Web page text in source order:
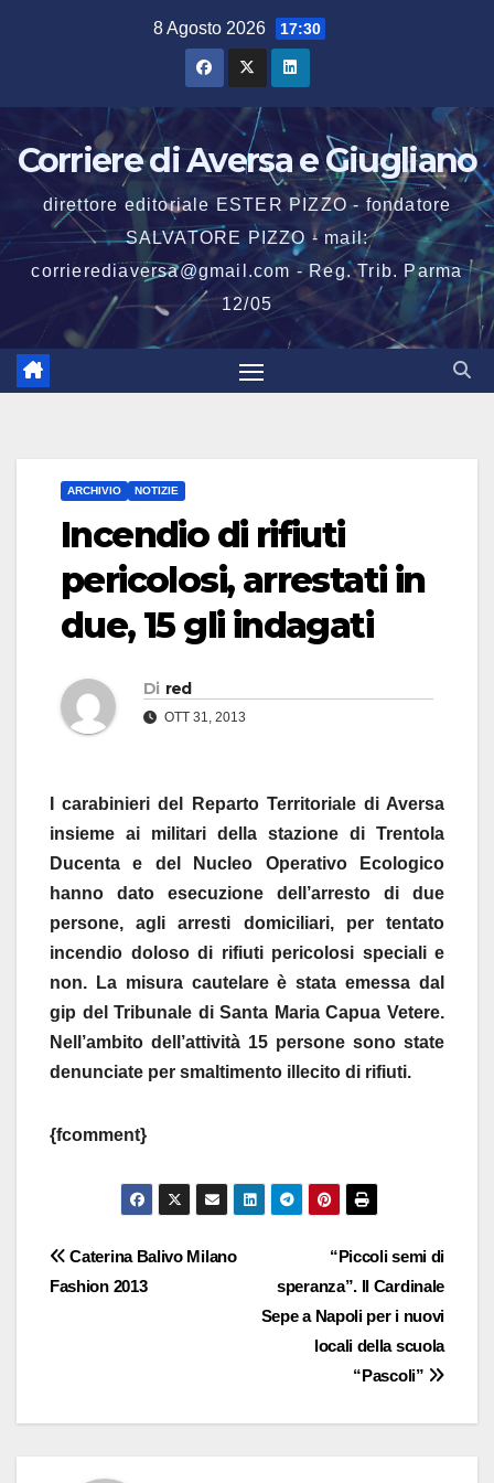
8 Agosto 2026 17:30
Corriere di Aversa e Giugliano
direttore editoriale ESTER PIZZO - fondatore
SALVATORE PIZZO - mail:
corrierediaversa@gmail.com - Reg. Trib. Parma
12/05
ARCHIVIO NOTIZIE
Incendio di rifiuti
pericolosi, arrestati in
due, 15 gli indagati
Di red
OTT 31, 2013
I carabinieri del Reparto Territoriale di Aversa
insieme ai militari della stazione di Trentola
Ducenta e del Nucleo Operativo Ecologico
hanno dato esecuzione dell’arresto di due
persone, agli arresti domiciliari, per tentato
incendio doloso di rifiuti pericolosi speciali e
non. La misura cautelare è stata emessa dal
gip del Tribunale di Santa Maria Capua Vetere.
Nell’ambito dell’attività 15 persone sono state
denunciate per smaltimento illecito di rifiuti.
{fcomment}
Navigazione
“Piccoli semi di
speranza”. Il Cardinale
Sepe a Napoli per i nuovi
locali della scuola
“Pascoli”
Caterina Balivo Milano
Fashion 2013